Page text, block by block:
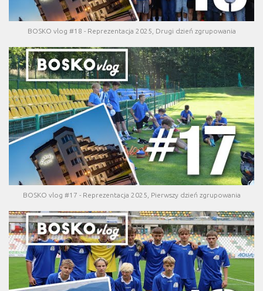
BOSKO vlog #18 - Reprezentacja 2025, Drugi dzień zgrupowania
BOSKO vlog #17 - Reprezentacja 2025, Pierwszy dzień zgrupowania